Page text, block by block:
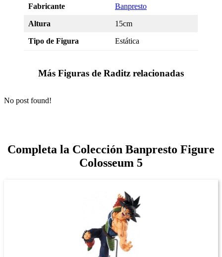
Fabricante Banpresto
Altura 15cm
Tipo de Figura Estática
Más Figuras de Raditz relacionadas
No post found!
Completa la Colección Banpresto Figure
Colosseum 5